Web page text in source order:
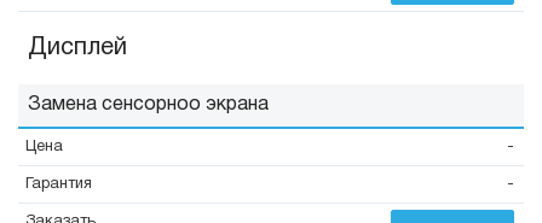
Дисплей
Замена сенсорноо экрана
-
-